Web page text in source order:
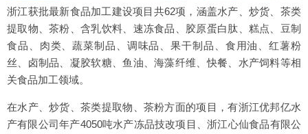
浙江获批最新食品加工建设项目共62项，涵盖水产、炒货、茶类
提取物、茶粉、含乳饮料、速冻食品、胶原蛋白肽、糕点、豆制
食品、肉类、蔬菜制品、调味品、果干制品、食用油、红薯粉
丝、卤制品、凝胶软糖、鱼油、海藻纤维、快餐、水产饲料等相
关食品加工领域。
在水产、炒货、茶类提取物、茶粉方面的项目，有浙江优邦亿水
产有限公司年产4050吨水产冻品技改项目、浙江心仙食品有限公